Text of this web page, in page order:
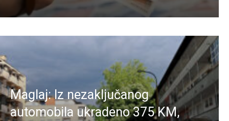
Maglaj: Iz nezaključanog
automobila ukradeno 375 KM,